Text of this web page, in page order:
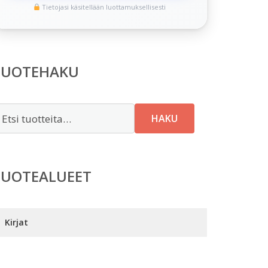
Tietojasi käsitellään luottamuksellisesti
HAKU
Kirjat